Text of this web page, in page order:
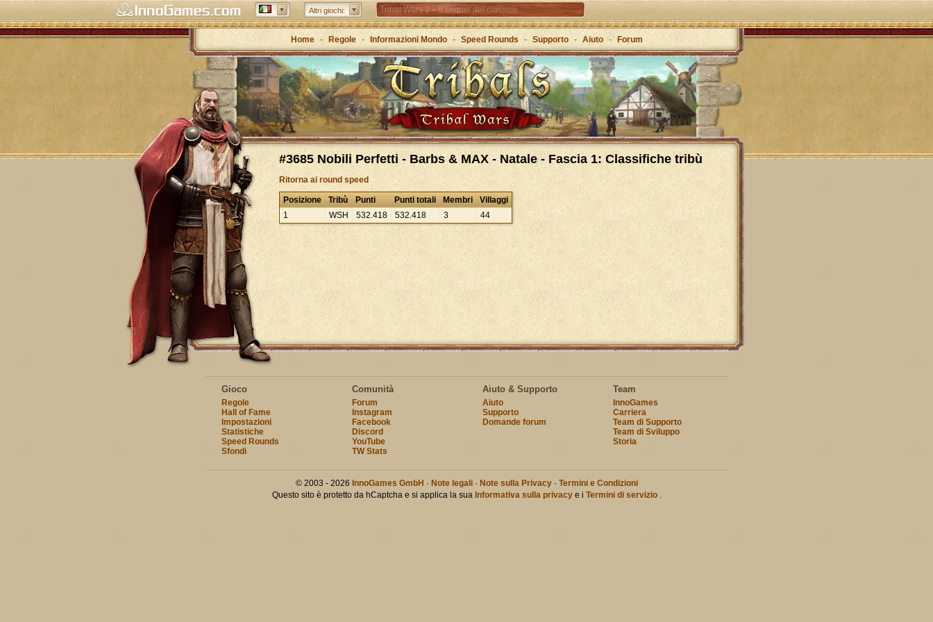
Altri giochi: Tribal Wars 2 – il sequel del classico
Forge of Empires – Attraverso le ere con la strategia
Grepolis – Crea il tuo regno nell’antica Grecia
Home - Regole - Informazioni Mondo - Speed Rounds - Supporto - Aiuto - Forum
#3685 Nobili Perfetti - Barbs & MAX - Natale - Fascia 1: Classifiche tribù
Ritorna ai round speed
Posizione Tribù Punti Punti totali Membri
Villaggi
1
WSH 532.418 532.418 3 44
Gioco
Regole
Hall of Fame
Impostazioni
Statistiche
Speed Rounds
Sfondi
Comunità
Forum
Instagram
Facebook
Discord
YouTube
TW Stats
Aiuto & Supporto
Aiuto
Supporto
Domande forum
Team
InnoGames
Carriera
Team di Supporto
Team di Sviluppo
Storia
© 2003 - 2026 InnoGames GmbH · Note legali· Note sulla Privacy· Termini e Condizioni
Questo sito è protetto da hCaptcha e si applica la sua Informativa sulla privacye i Termini di servizio.